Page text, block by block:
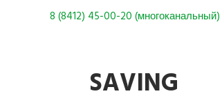
8 (8412) 45-00-20 (многоканальный)
SAVING